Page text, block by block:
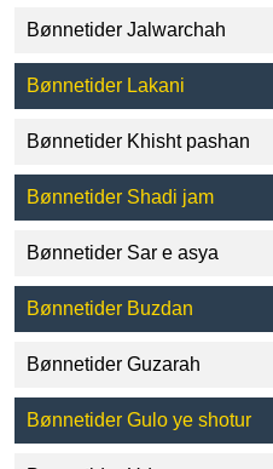
Bønnetider Jalwarchah
Bønnetider Lakani
Bønnetider Khisht pashan
Bønnetider Shadi jam
Bønnetider Sar e asya
Bønnetider Buzdan
Bønnetider Guzarah
Bønnetider Gulo ye shotur